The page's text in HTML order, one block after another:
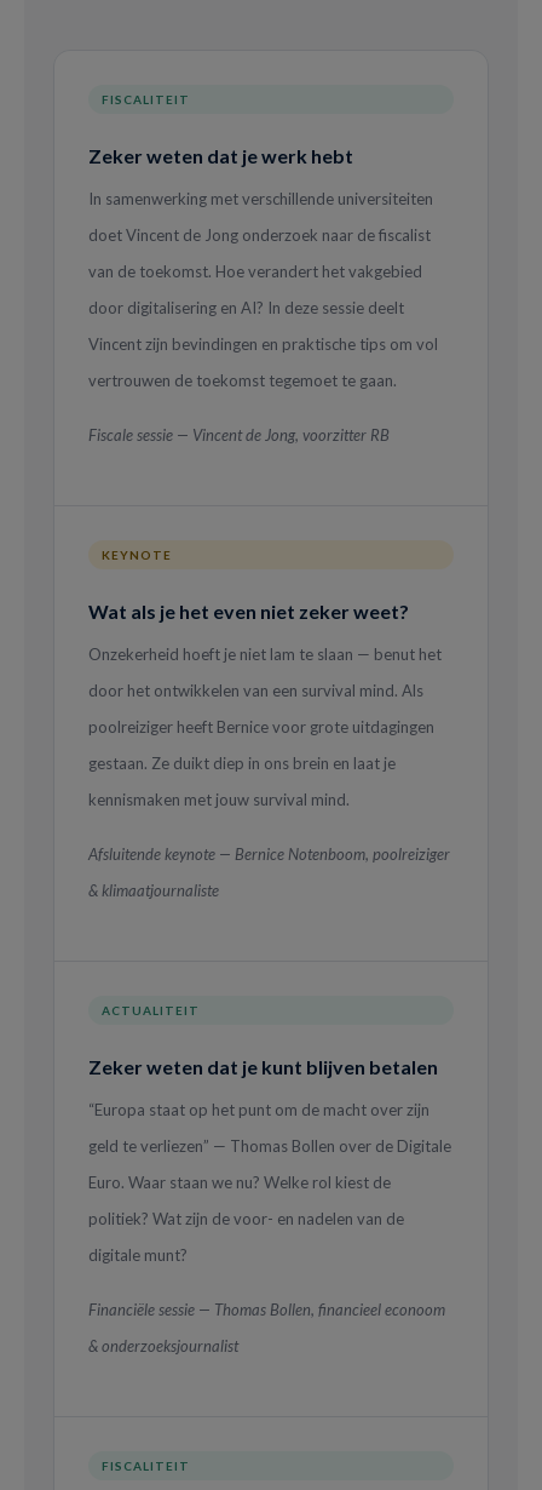
FISCALITEIT
Zeker weten dat je werk hebt
In samenwerking met verschillende universiteiten
doet Vincent de Jong onderzoek naar de fiscalist
van de toekomst. Hoe verandert het vakgebied
door digitalisering en AI? In deze sessie deelt
Vincent zijn bevindingen en praktische tips om vol
vertrouwen de toekomst tegemoet te gaan.
Fiscale sessie — Vincent de Jong, voorzitter RB
KEYNOTE
Wat als je het even niet zeker weet?
Onzekerheid hoeft je niet lam te slaan — benut het
door het ontwikkelen van een survival mind. Als
poolreiziger heeft Bernice voor grote uitdagingen
gestaan. Ze duikt diep in ons brein en laat je
kennismaken met jouw survival mind.
Afsluitende keynote — Bernice Notenboom, poolreiziger
& klimaatjournaliste
ACTUALITEIT
Zeker weten dat je kunt blijven betalen
“Europa staat op het punt om de macht over zijn
geld te verliezen” — Thomas Bollen over de Digitale
Euro. Waar staan we nu? Welke rol kiest de
politiek? Wat zijn de voor- en nadelen van de
digitale munt?
Financiële sessie — Thomas Bollen, financieel econoom
& onderzoeksjournalist
FISCALITEIT